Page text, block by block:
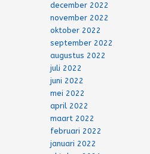
december 2022
november 2022
oktober 2022
september 2022
augustus 2022
juli 2022
juni 2022
mei 2022
april 2022
maart 2022
februari 2022
januari 2022